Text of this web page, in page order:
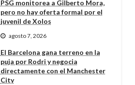
PSG monitorea a Gilberto Mora,
pero no hay oferta formal por el
juvenil de Xolos
agosto 7, 2026
El Barcelona gana terreno en la
puja por Rodri y negocia
directamente con el Manchester
City